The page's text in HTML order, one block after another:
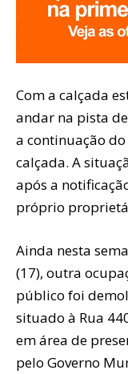
Com a calçada
andar na pista
a continuação
calçada. A
após a
próprio
Ainda nesta
(17), outra
público foi
situado à Rua
em área de
pelo Governo